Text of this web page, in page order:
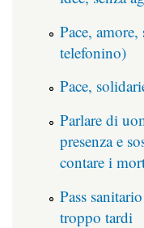
Pace,
telefonino)
Pace,
Parlare di
presenza e
contare i
Pass
troppo tardi